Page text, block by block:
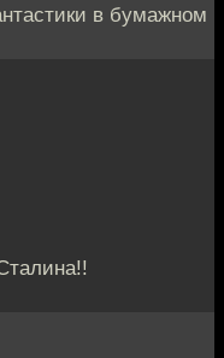
в бумажном